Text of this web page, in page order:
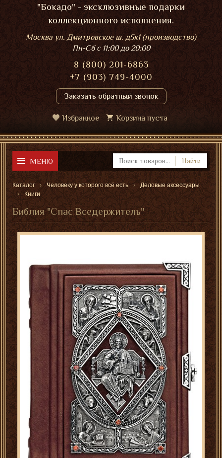
"Бокадо" - эксклюзивные подарки
коллекционного исполнения.
Москва ул. Дмитровское ш. д5к1 (производство)
Пн-Сбс 11:00 до 20:00
8 (800) 201-6863
+7 (903) 749-4000
Заказать обратный звонок
Избранное Корзина пуста
МЕНЮ Найти
Каталог Человеку у которого всё есть
Деловые аксессуары
Книги
Библия "Спас Вседержитель"